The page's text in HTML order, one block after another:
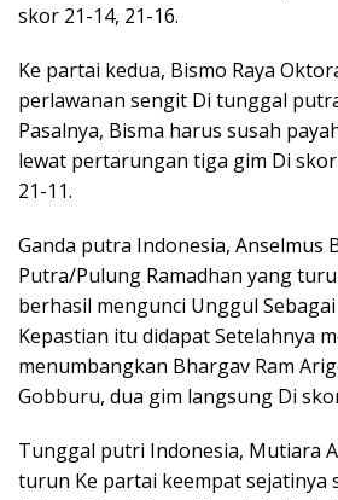
skor 21-14, 21-16.
Ke partai kedua, Bismo Raya
perlawanan sengit Di tunggal
Pasalnya, Bisma harus susah
lewat pertarungan tiga gim Di skor
21-11.
Ganda putra Indonesia, Anselmus
Putra/Pulung Ramadhan yang
berhasil mengunci Unggul
Kepastian itu didapat Setelahnya
menumbangkan Bhargav Ram
Gobburu, dua gim langsung Di
Tunggal putri Indonesia, Mutiara
turun Ke partai keempat sejatinya